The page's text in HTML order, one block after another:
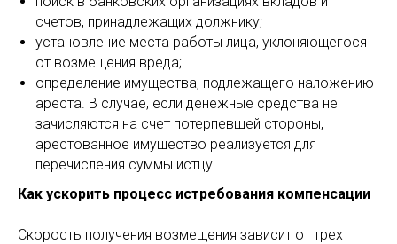
счетов, принадлежащих должнику;
установление места работы лица, уклоняющегося
от возмещения вреда;
определение имущества, подлежащего наложению
ареста. В случае, если денежные средства не
зачисляются на счет потерпевшей стороны,
арестованное имущество реализуется для
перечисления суммы истцу
Как ускорить процесс истребования компенсации
Скорость получения возмещения зависит от трех